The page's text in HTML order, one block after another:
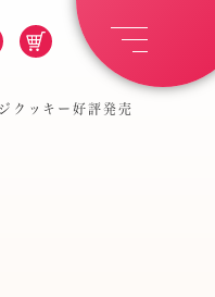
クッキー好評発売